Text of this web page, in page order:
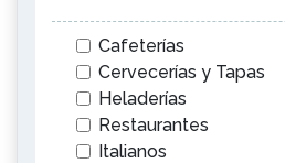
Cafeterías
Cervecerías y Tapas
Heladerías
Restaurantes
Italianos